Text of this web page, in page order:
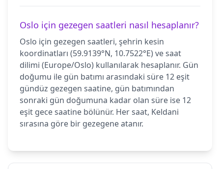
Oslo için gezegen saatleri nasıl hesaplanır?
Oslo için gezegen saatleri, şehrin kesin
koordinatları (59.9139°N, 10.7522°E) ve saat
dilimi (Europe/Oslo) kullanılarak hesaplanır. Gün
doğumu ile gün batımı arasındaki süre 12 eşit
gündüz gezegen saatine, gün batımından
sonraki gün doğumuna kadar olan süre ise 12
eşit gece saatine bölünür. Her saat, Keldani
sırasına göre bir gezegene atanır.